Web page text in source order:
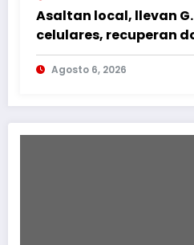
Asaltan local, llevan
celulares, recuperan
mediante rastreo y
Agosto 6, 2026